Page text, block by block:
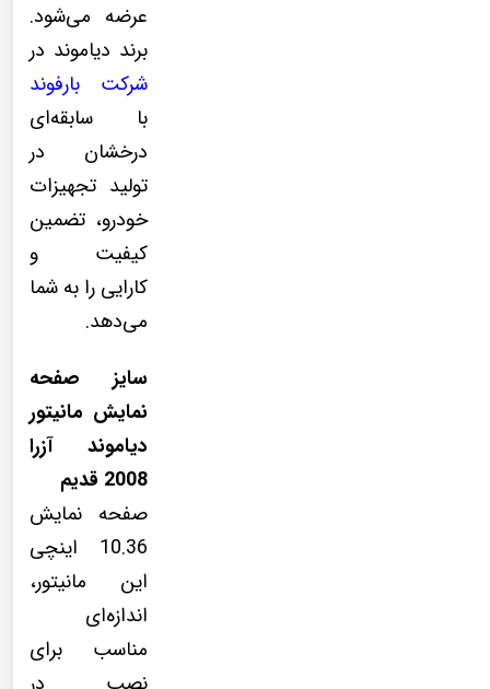
عرضه می‌شود.
برند دیاموند در
شرکت بارفوند
با سابقه‌ای
درخشان در
تولید تجهیزات
خودرو، تضمین
کیفیت و
کارایی را به شما
می‌دهد.
سایز صفحه
نمایش مانیتور
دیاموند آزرا
2008 قدیم
صفحه نمایش
10.36 اینچی
این مانیتور،
اندازه‌ای
مناسب برای